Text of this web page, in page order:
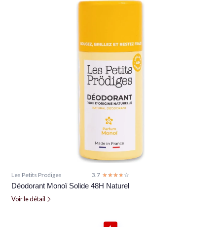
Les Petits Prodiges 3.7 ☆☆☆☆☆
★★★★★
Déodorant Monoï Solide 48H Naturel
Voir le détail